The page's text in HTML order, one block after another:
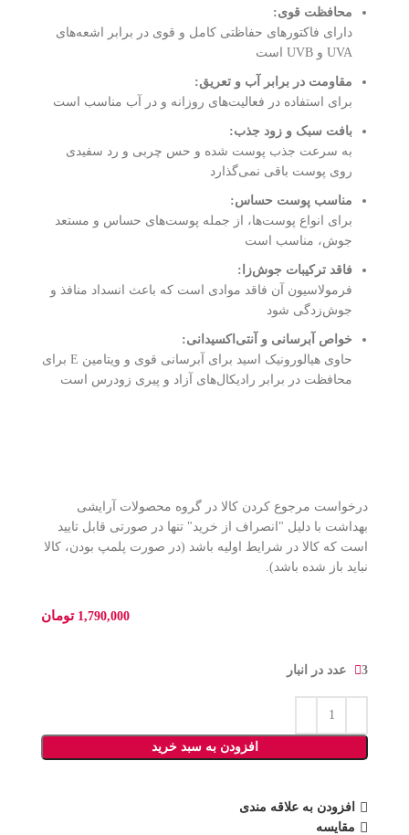
محافظت قوی:
دارای فاکتورهای حفاظتی کامل و قوی در برابر اشعه‌های
UVA و UVB است
مقاومت در برابر آب و تعریق:
برای استفاده در فعالیت‌های روزانه و در آب مناسب است
بافت سبک و زود جذب:
به سرعت جذب پوست شده و حس چربی و رد سفیدی
روی پوست باقی نمی‌گذارد
مناسب پوست حساس:
برای انواع پوست‌ها، از جمله پوست‌های حساس و مستعد
جوش، مناسب است
فاقد ترکیبات جوش‌زا:
فرمولاسیون آن فاقد موادی است که باعث انسداد منافذ و
جوش‌زدگی شود
خواص آبرسانی و آنتی‌اکسیدانی:
حاوی هیالورونیک اسید برای آبرسانی قوی و ویتامین E برای
محافظت در برابر رادیکال‌های آزاد و پیری زودرس است
درخواست مرجوع کردن کالا در گروه محصولات آرایشی
بهداشت با دلیل "انصراف از خرید" تنها در صورتی قابل تایید
است که کالا در شرایط اولیه باشد (در صورت پلمپ بودن، کالا
نباید باز شده باشد).
1,790,000 تومان
3 عدد در انبار
افزودن به سبد خرید
افزودن به علاقه مندی
مقایسه